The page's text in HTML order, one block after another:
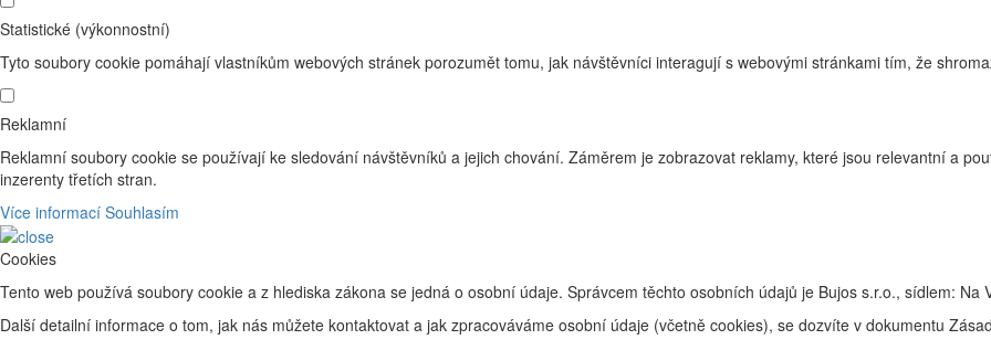
Statistické (výkonnostní)
Tyto soubory cookie pomáhají vlastníkům webových stránek porozumět tomu, jak návštěvníci interagují s webovými stránkami tím, že
Reklamní
Reklamní soubory cookie se používají ke sledování návštěvníků a jejich chování. Záměrem je zobrazovat reklamy, které jsou relevantní a
inzerenty třetích stran.
Více informací Souhlasím
Cookies
Tento web používá soubory cookie a z hlediska zákona se jedná o osobní údaje. Správcem těchto osobních údajů je Bujos s.r.o., sídlem:
Další detailní informace o tom, jak nás můžete kontaktovat a jak zpracováváme osobní údaje (včetně cookies), se dozvíte v dokumentu